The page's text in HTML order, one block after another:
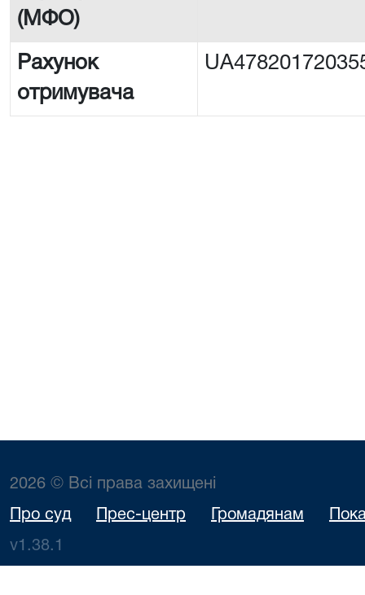
(МФО)
Рахунок
отримувача
2026 © Всі права захищені
Про суд Прес-центр Громадянам
v1.38.1